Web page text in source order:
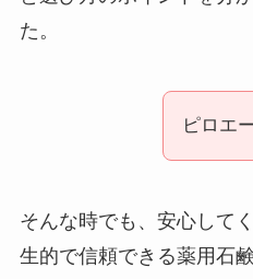
た。
ピロエ
そんな時でも、安心して
生的で信頼できる薬用石